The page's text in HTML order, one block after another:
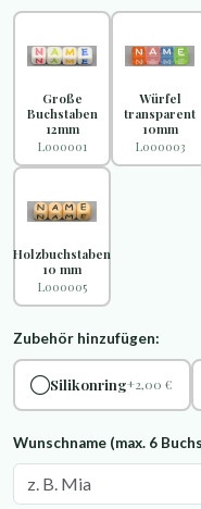
Große
Buchstaben
12mm
L000001
Würfel
transparent
10mm
L000003
Holzbuchstaben
10 mm
L000005
Zubehör hinzufügen:
Silikonring+2,00 €
Wunschname (max. 6